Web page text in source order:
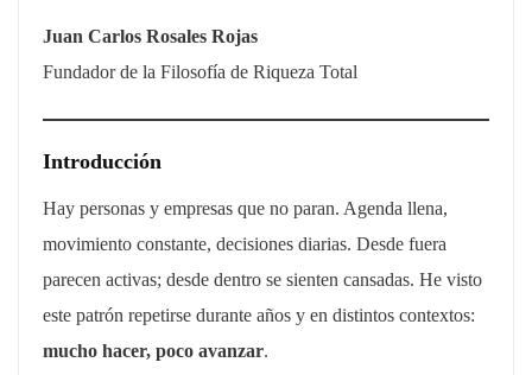
Juan Carlos Rosales Rojas
Fundador de la Filosofía de Riqueza Total
Introducción
Hay personas y empresas que no paran. Agenda llena,
movimiento constante, decisiones diarias. Desde fuera
parecen activas; desde dentro se sienten cansadas. He visto
este patrón repetirse durante años y en distintos contextos:
mucho hacer, poco avanzar.